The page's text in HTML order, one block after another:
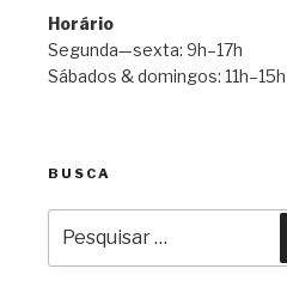
Horário
Segunda—sexta: 9h–17h
Sábados & domingos: 11h–15h
BUSCA
por: